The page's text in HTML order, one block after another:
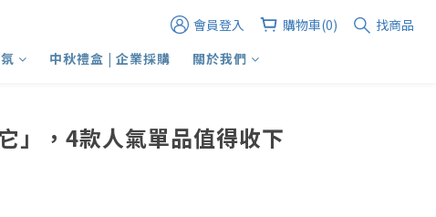
會員登入 購物車(0)
找商品
中秋禮盒 | 企業採購 關於我們
」，4款人氣單品值得收下